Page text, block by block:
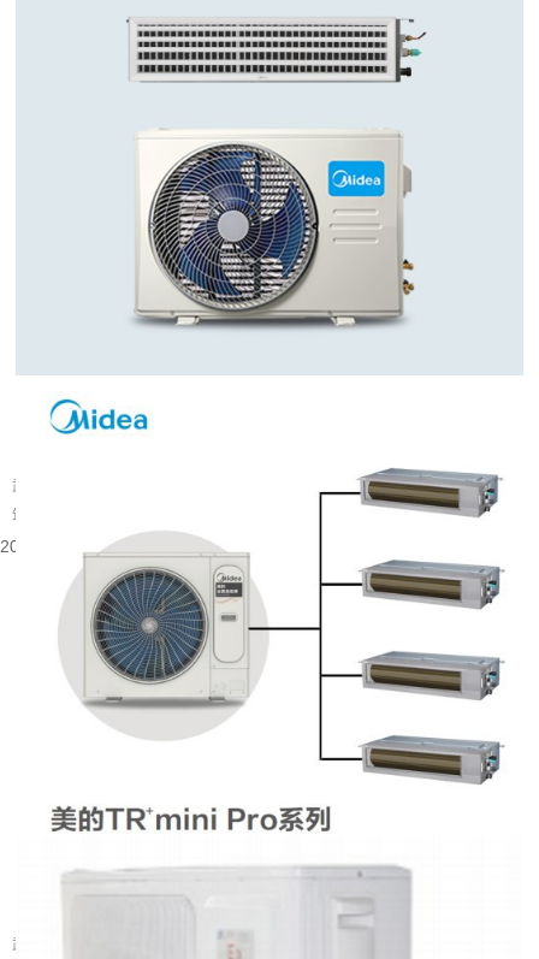
武汉大量建成年代较早的楼宇分布在老城片区，涵盖办公、商业以及部分居住建
筑。不少旧楼原有降温取暖设备老化，室内温控体验有限，很多业主会考虑...
2026-08-06 08:53:52
武汉别墅装什么中央空调好
武汉属于夏热冬冷的地域，夏季闷热酷暑，梅雨季湿度居高不下，冬季又伴随湿